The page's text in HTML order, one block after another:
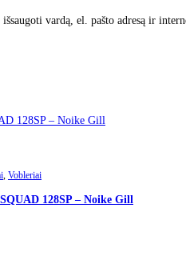
vardą, el. pašto adresą ir
, Vobleriai
128SP – Noike Gill